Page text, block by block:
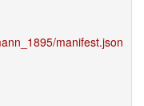
manifest.json